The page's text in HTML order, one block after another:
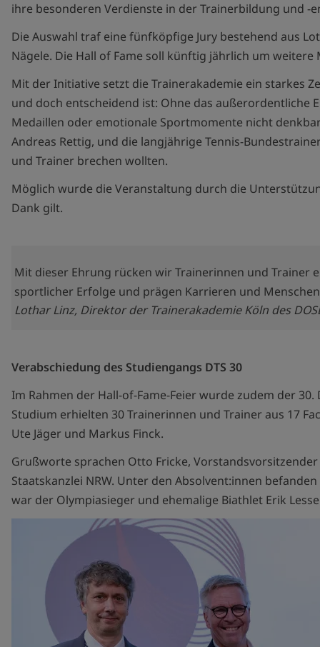
ihre besonderen Verdienste in der Trainerbildung und -
Die Auswahl traf eine fünfköpfige Jury bestehend aus
Nägele. Die Hall of Fame soll künftig jährlich um
Mit der Initiative setzt die Trainerakademie ein starkes
und doch entscheidend ist: Ohne das außerordentliche
Medaillen oder emotionale Sportmomente nicht
Andreas Rettig, und die langjährige Tennis-
und Trainer brechen wollten.
Möglich wurde die Veranstaltung durch die
Dank gilt.
Mit dieser Ehrung rücken wir Trainerinnen und Trainer
sportlicher Erfolge und prägen Karrieren und
Lothar Linz, Direktor der Trainerakademie Köln des
Verabschiedung des Studiengangs DTS 30
Im Rahmen der Hall-of-Fame-Feier wurde zudem der
Studium erhielten 30 Trainerinnen und Trainer aus 17
Ute Jäger und Markus Finck.
Grußworte sprachen Otto Fricke,
Staatskanzlei NRW. Unter den Absolvent:innen
war der Olympiasieger und ehemalige Biathlet Erik